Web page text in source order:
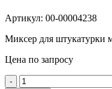
Артикул: 00-00004238
Миксер для штукатурки
Цена по запросу
Количество